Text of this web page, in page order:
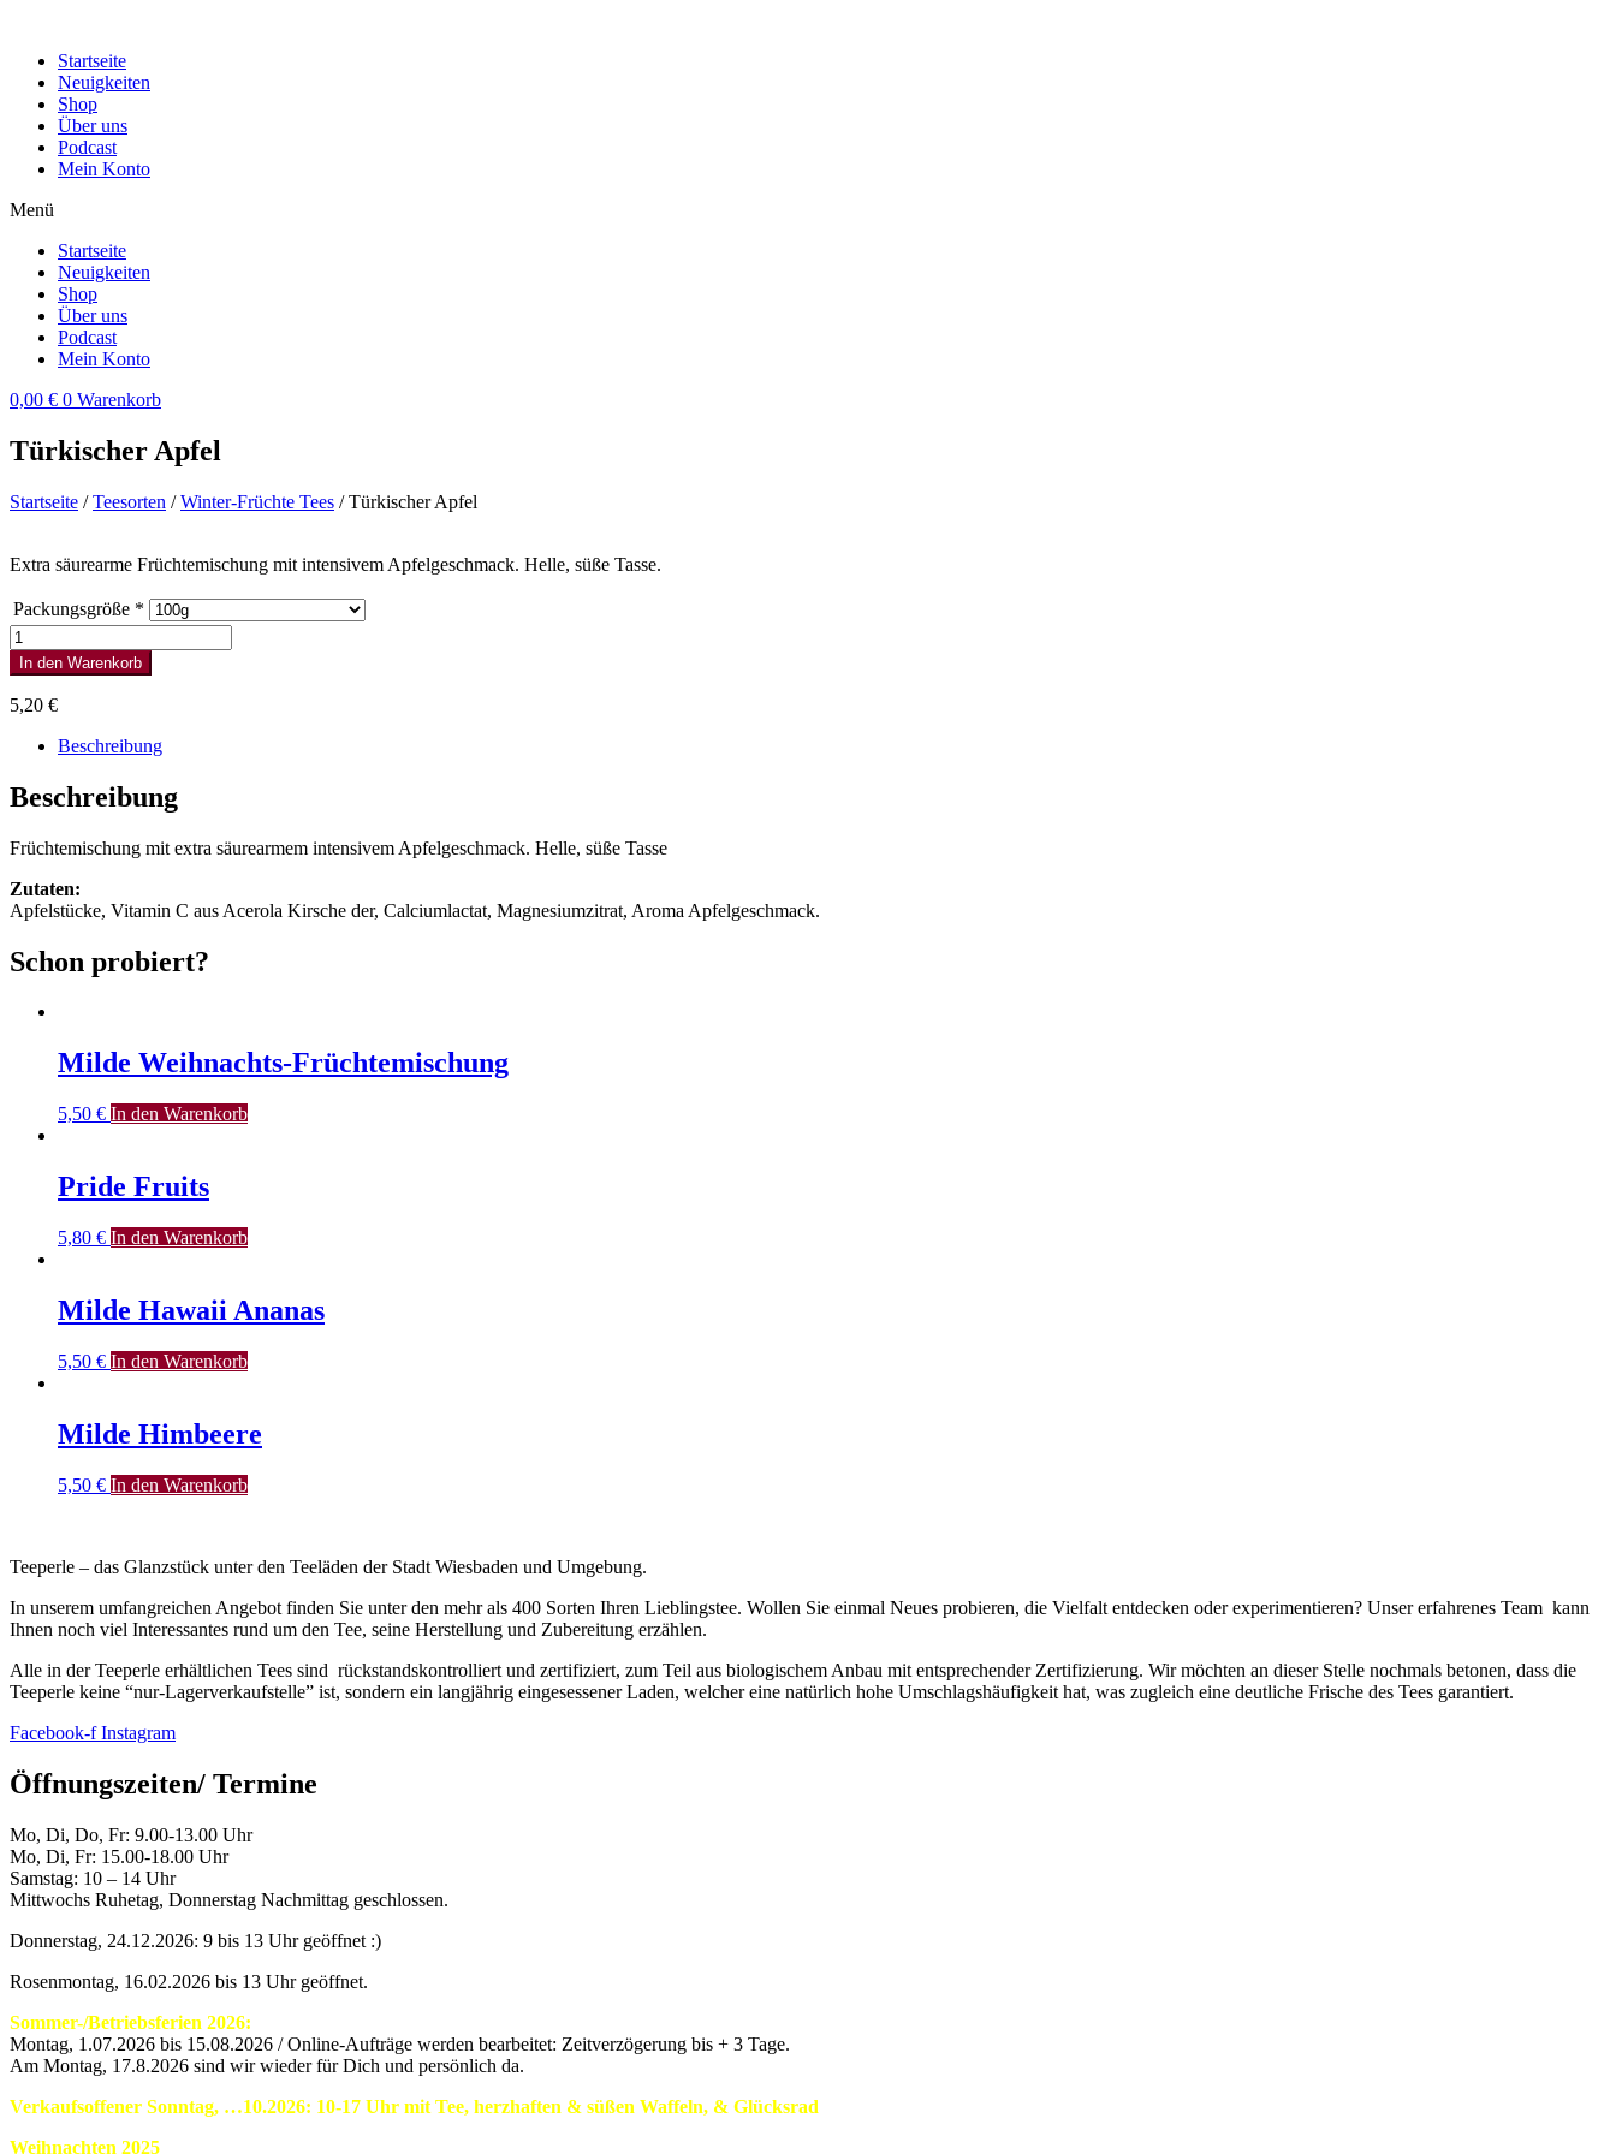
wechselnStartseite
Neuigkeiten
Shop
Über uns
Podcast
Mein Konto
Menü
Startseite
Neuigkeiten
Shop
Über uns
Podcast
Mein Konto
0,00 € 0 Warenkorb
Türkischer Apfel
Startseite /Teesorten /Winter-Früchte Tees / Türkischer Apfel
Extra säurearme Früchtemischung mit intensivem Apfelgeschmack. Helle, süße Tasse.
Packungsgröße *
Türkischer
Apfel
Menge
In den Warenkorb
5,20 €
Beschreibung
Beschreibung
Früchtemischung mit extra säurearmem intensivem Apfelgeschmack. Helle, süße Tasse
Zutaten:
Apfelstücke, Vitamin C aus Acerola Kirsche der, Calciumlactat, Magnesiumzitrat, Aroma Apfelgeschmack.
Schon probiert?
Milde Weihnachts-Früchtemischung
5,50 € In den Warenkorb
Pride Fruits
5,80 € In den Warenkorb
Milde Hawaii Ananas
5,50 € In den Warenkorb
Milde Himbeere
5,50 € In den Warenkorb
Teeperle – das Glanzstück unter den Teeläden der Stadt Wiesbaden und Umgebung.
In unserem umfangreichen Angebot finden Sie unter den mehr als 400 Sorten Ihren Lieblingstee. Wollen Sie einmal Neues probieren, die Vielfalt entdecken oder experimentieren? Unser erfahrenes Team kann
Ihnen noch viel Interessantes rund um den Tee, seine Herstellung und Zubereitung erzählen.
Alle in der Teeperle erhältlichen Tees sind rückstandskontrolliert und zertifiziert, zum Teil aus biologischem Anbau mit entsprechender Zertifizierung. Wir möchten an dieser Stelle nochmals betonen, dass die
Teeperle keine “nur-Lagerverkaufstelle” ist, sondern ein langjährig eingesessener Laden, welcher eine natürlich hohe Umschlagshäufigkeit hat, was zugleich eine deutliche Frische des Tees garantiert.
Facebook-f Instagram
Öffnungszeiten/ Termine
Mo, Di, Do, Fr: 9.00-13.00 Uhr
Mo, Di, Fr: 15.00-18.00 Uhr
Samstag: 10 – 14 Uhr
Mittwochs Ruhetag, Donnerstag Nachmittag geschlossen.
Donnerstag, 24.12.2026: 9 bis 13 Uhr geöffnet :)
Rosenmontag, 16.02.2026 bis 13 Uhr geöffnet.
Sommer-/Betriebsferien 2026:
Montag, 1.07.2026 bis 15.08.2026 / Online-Aufträge werden bearbeitet: Zeitverzögerung bis + 3 Tage.
Am Montag, 17.8.2026 sind wir wieder für Dich und persönlich da.
Verkaufsoffener Sonntag, …10.2026: 10-17 Uhr mit Tee, herzhaften & süßen Waffeln, & Glücksrad
Weihnachten 2025